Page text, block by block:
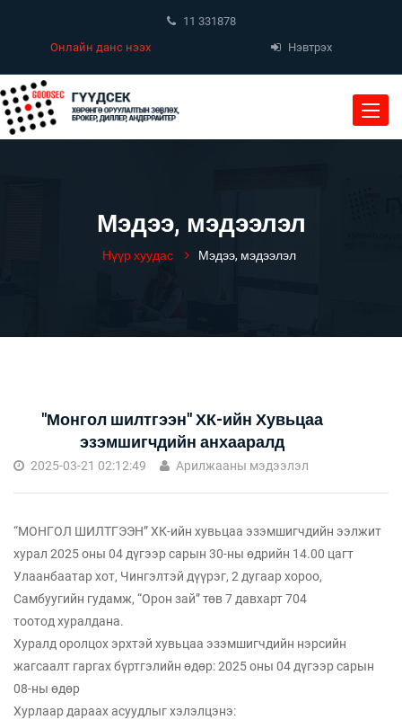
11 331878
Онлайн данс нээх
Нэвтрэх
Toggle
Мэдээ, мэдээлэл
Нүүр хуудас Мэдээ, мэдээлэл
"Монгол шилтгээн" ХК-ийн Хувьцаа
эзэмшигчдийн анхааралд
2025-03-21 02:12:49 Арилжааны мэдээлэл
“МОНГОЛ ШИЛТГЭЭН” ХК-ийн хувьцаа эзэмшигчдийн ээлжит
хурал 2025 оны 04 дүгээр сарын 30-ны өдрийн 14.00 цагт
Улаанбаатар хот, Чингэлтэй дүүрэг, 2 дугаар хороо,
Самбуугийн гудамж, “Орон зай” төв 7 давхарт 704
тоотод хуралдана.
Хуралд оролцох эрхтэй хувьцаа эзэмшигчдийн нэрсийн
жагсаалт гаргах бүртгэлийн өдөр: 2025 оны 04 дүгээр сарын
08-ны өдөр
Хурлаар дараах асуудлыг хэлэлцэнэ: